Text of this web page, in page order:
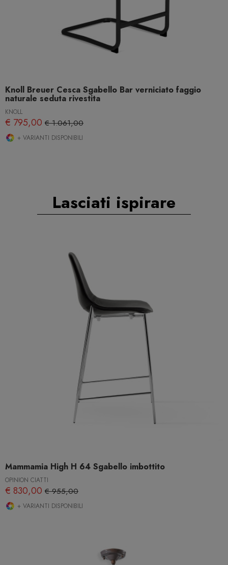
Knoll Breuer Cesca Sgabello Bar verniciato faggio
naturale seduta rivestita
KNOLL
€ 795,00 € 1.061,00
+ VARIANTI DISPONIBILI
Lasciati ispirare
Mammamia High H 64 Sgabello imbottito
OPINION CIATTI
€ 830,00 € 955,00
+ VARIANTI DISPONIBILI